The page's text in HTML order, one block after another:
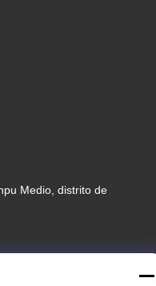
Medio, distrito de
ciudad de Chongwu,